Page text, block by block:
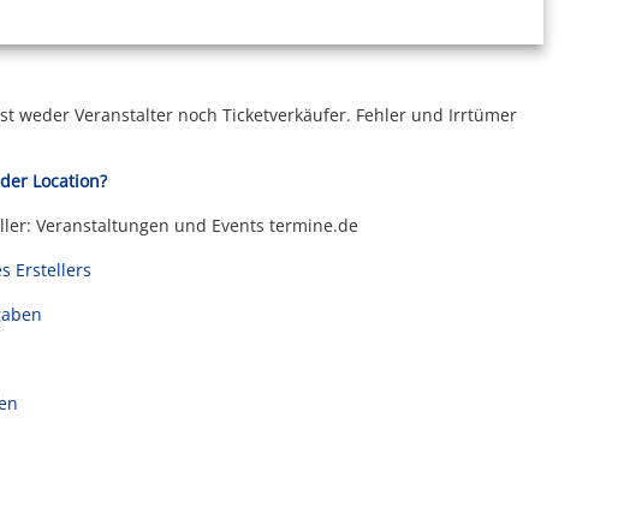
weder Veranstalter noch Ticketverkäufer. Fehler und Irrtümer
Location?
Veranstaltungen und Events termine.de
Erstellers